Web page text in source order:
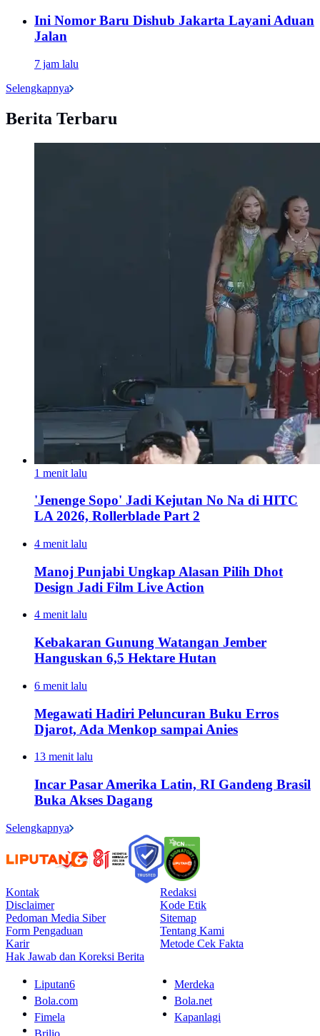
Ini Nomor Baru Dishub Jakarta Layani Aduan
Jalan
7 jam lalu
Selengkapnya
Berita Terbaru
1 menit lalu
'Jenenge Sopo' Jadi Kejutan No Na di HITC
LA 2026, Rollerblade Part 2
4 menit lalu
Manoj Punjabi Ungkap Alasan Pilih Dhot
Design Jadi Film Live Action
4 menit lalu
Kebakaran Gunung Watangan Jember
Hanguskan 6,5 Hektare Hutan
6 menit lalu
Megawati Hadiri Peluncuran Buku Erros
Djarot, Ada Menkop sampai Anies
13 menit lalu
Incar Pasar Amerika Latin, RI Gandeng Brasil
Buka Akses Dagang
Selengkapnya
Kontak
Redaksi
Disclaimer
Kode Etik
Pedoman Media Siber
Sitemap
Form Pengaduan
Tentang Kami
Karir
Metode Cek Fakta
Hak Jawab dan Koreksi Berita
Liputan6
Merdeka
Bola.com
Bola.net
Fimela
Kapanlagi
Brilio